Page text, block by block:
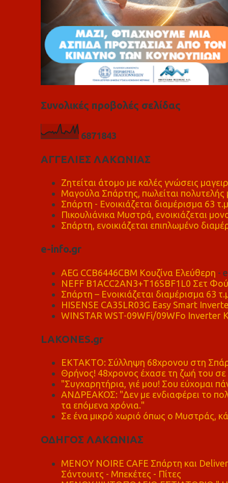
Συνολικές προβολές σελίδας
6871843
ΑΓΓΕΛΙΕΣ ΛΑΚΩΝΙΑΣ
Ζητείται άτομο με καλές γνώσεις
Μαγούλα Σπάρτης, πωλείται πολυτελής
Σπάρτη - Ενοικιάζεται διαμέρισμα 63 τ.μ
Πικουλιάνικα Μυστρά, ενοικιάζεται
Σπάρτη, ενοικιάζεται επιπλωμένο
e-info.gr
AEG CCB6446CBM Κουζίνα Ελεύθερη -
NEFF B1ACC2AN3+T16SBF1L0 Σετ
Σπάρτη – Ενοικιάζεται διαμέρισμα 63
HISENSE CA35LR03G Easy Smart
WINSTAR WST-09WFi/09WFo Inverter
LAKONES.gr
ΕΚΤΑΚΤΟ: Σύλληψη 68χρονου στη
Θρήνος! 48χρονος έχασε τη ζωή του
"Συγχαρητήρια, γιέ μου! Σου εύχομαι
ΑΝΔΡΕΑΚΟΣ: "Δεν με ενδιαφέρει το
τα επόμενα χρόνια."
Σε ένα μικρό χωριό όπως ο Μυστράς,
ΟΔΗΓΟΣ ΛΑΚΩΝΙΑΣ
MENOY NOIRE CAFE Σπάρτη και
Σάντουιτς - Μπεκέτες - Πίτες